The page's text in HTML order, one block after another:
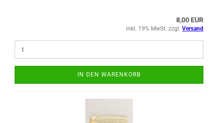
8,00 EUR
inkl. 19% MwSt. zzgl. Versand
IN DEN WARENKORB